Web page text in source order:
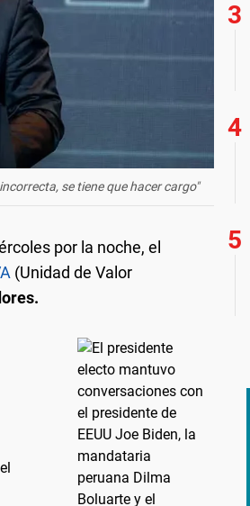
se tiene que hacer cargo"
por la noche, el
(Unidad de Valor